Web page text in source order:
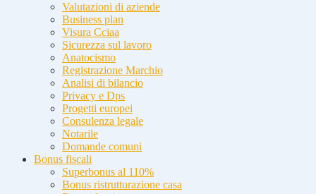
Valutazioni di aziende
Business plan
Visura Cciaa
Sicurezza sul lavoro
Anatocismo
Registrazione Marchio
Analisi di bilancio
Privacy e Dps
Progetti europei
Consulenza legale
Notarile
Domande comuni
Bonus fiscali
Superbonus al 110%
Bonus ristrutturazione casa